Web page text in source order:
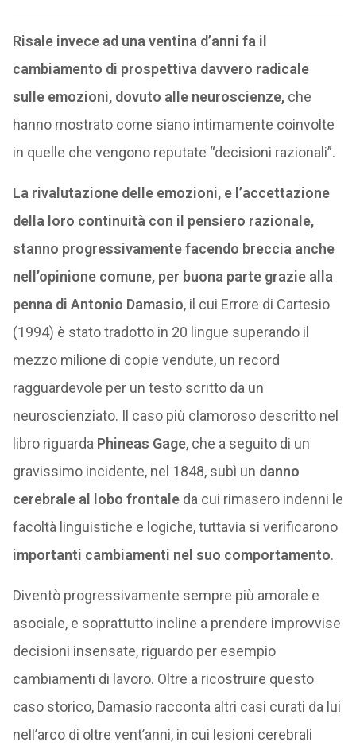
Risale invece ad una ventina d’anni fa il
cambiamento di prospettiva davvero radicale
sulle emozioni, dovuto alle neuroscienze,che
hanno mostrato come siano intimamente coinvolte
in quelle che vengono reputate “decisioni razionali”.
La rivalutazione delle emozioni, e l’accettazione
della loro continuità con il pensiero razionale,
stanno progressivamente facendo breccia anche
nell’opinione comune, per buona parte grazie alla
penna di Antonio Damasio, il cui Errore di Cartesio
(1994) è stato tradotto in 20 lingue superando il
mezzo milione di copie vendute, un record
ragguardevole per un testo scritto da un
neuroscienziato. Il caso più clamoroso descritto nel
libro riguarda Phineas Gage, che a seguito di un
gravissimo incidente, nel 1848, subì un danno
cerebrale al lobo frontaleda cui rimasero indenni le
facoltà linguistiche e logiche, tuttavia si verificarono
importanti cambiamenti nel suo comportamento.
Diventò progressivamente sempre più amorale e
asociale, e soprattutto incline a prendere improvvise
decisioni insensate, riguardo per esempio
cambiamenti di lavoro. Oltre a ricostruire questo
caso storico, Damasio racconta altri casi curati da lui
nell’arco di oltre vent’anni, in cui lesioni cerebrali